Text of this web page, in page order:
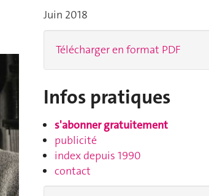
Juin 2018
Télécharger en format PDF
Infos pratiques
s'abonner gratuitement
publicité
index depuis 1990
contact